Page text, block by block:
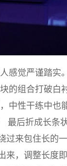
感觉严谨踏实
的组合打破白
中性干练中
最后折成长条
过来包住长的
来，调整长度